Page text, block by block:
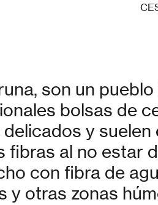
son un
bolsas de
y
fibras al no estar
con fibra de
y otras zonas